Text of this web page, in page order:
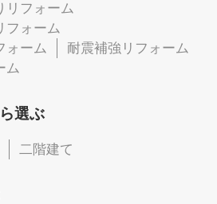
リフォーム
フォーム
ォーム
耐震補強リフォーム
ム
選ぶ
二階建て